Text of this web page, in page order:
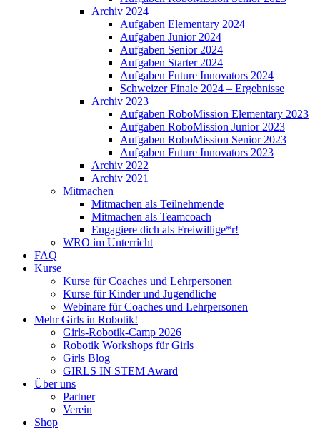
Archiv 2024
Aufgaben Elementary 2024
Aufgaben Junior 2024
Aufgaben Senior 2024
Aufgaben Starter 2024
Aufgaben Future Innovators 2024
Schweizer Finale 2024 – Ergebnisse
Archiv 2023
Aufgaben RoboMission Elementary 2023
Aufgaben RoboMission Junior 2023
Aufgaben RoboMission Senior 2023
Aufgaben Future Innovators 2023
Archiv 2022
Archiv 2021
Mitmachen
Mitmachen als Teilnehmende
Mitmachen als Teamcoach
Engagiere dich als Freiwillige*r!
WRO im Unterricht
FAQ
Kurse
Kurse für Coaches und Lehrpersonen
Kurse für Kinder und Jugendliche
Webinare für Coaches und Lehrpersonen
Mehr Girls in Robotik!
Girls-Robotik-Camp 2026
Robotik Workshops für Girls
Girls Blog
GIRLS IN STEM Award
Über uns
Partner
Verein
Shop